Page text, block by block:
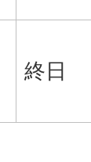
終日